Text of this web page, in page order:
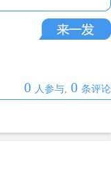
0 人参与, 0 条评论